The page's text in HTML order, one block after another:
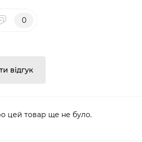
0
відгук
цей товар ще не було.